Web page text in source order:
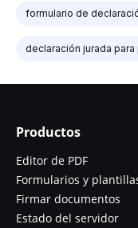
formulario de
declaración jurada
Productos
Editor de PDF
Formularios y
Firmar documentos
Estado del servidor